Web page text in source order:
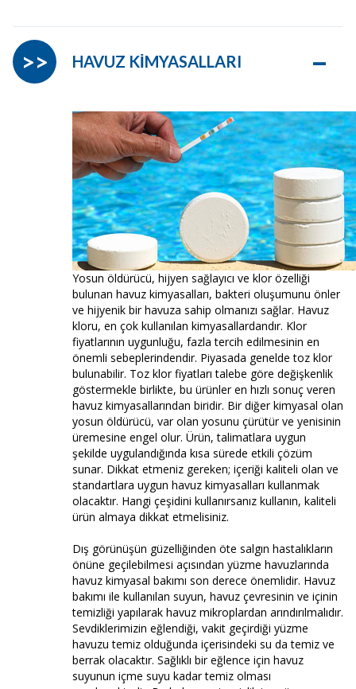
HAVUZ KİMYASALLARI –
>>
Yosun öldürücü, hijyen sağlayıcı ve klor özelliği
bulunan havuz kimyasalları, bakteri oluşumunu önler
ve hijyenik bir havuza sahip olmanızı sağlar. Havuz
kloru, en çok kullanılan kimyasallardandır. Klor
fiyatlarının uygunluğu, fazla tercih edilmesinin en
önemli sebeplerindendir. Piyasada genelde toz klor
bulunabilir. Toz klor fiyatları talebe göre değişkenlik
göstermekle birlikte, bu ürünler en hızlı sonuç veren
havuz kimyasallarından biridir. Bir diğer kimyasal olan
yosun öldürücü, var olan yosunu çürütür ve yenisinin
üremesine engel olur. Ürün, talimatlara uygun
şekilde uygulandığında kısa sürede etkili çözüm
sunar. Dikkat etmeniz gereken; içeriği kaliteli olan ve
standartlara uygun havuz kimyasalları kullanmak
olacaktır. Hangi çeşidini kullanırsanız kullanın, kaliteli
ürün almaya dikkat etmelisiniz.
Dış görünüşün güzelliğinden öte salgın hastalıkların
önüne geçilebilmesi açısından yüzme havuzlarında
havuz kimyasal bakımı son derece önemlidir. Havuz
bakımı ile kullanılan suyun, havuz çevresinin ve içinin
temizliği yapılarak havuz mikroplardan arındırılmalıdır.
Sevdiklerimizin eğlendiği, vakit geçirdiği yüzme
havuzu temiz olduğunda içerisindeki su da temiz ve
berrak olacaktır. Sağlıklı bir eğlence için havuz
suyunun içme suyu kadar temiz olması